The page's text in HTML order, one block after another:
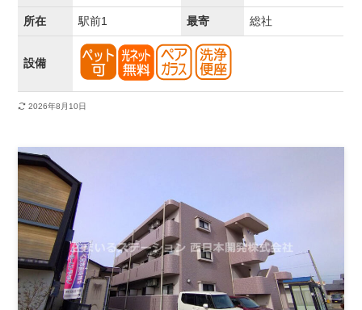
所在 駅前1 最寄 総社
設備
2026年8月10日